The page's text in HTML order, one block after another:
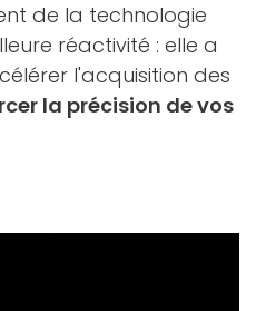
de la technologie
réactivité : elle a
l'acquisition des
la précision de vos